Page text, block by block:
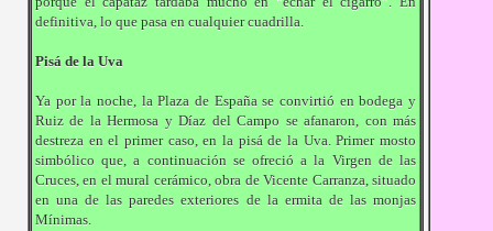
definitiva, lo que pasa en cualquier cuadrilla.
Pisá de la Uva
Ya por la noche, la Plaza de España se convirtió en bodega y
Ruiz de la Hermosa y Díaz del Campo se afanaron, con más
destreza en el primer caso, en la pisá de la Uva. Primer mosto
simbólico que, a continuación se ofreció a la Virgen de las
Cruces, en el mural cerámico, obra de Vicente Carranza, situado
en una de las paredes exteriores de la ermita de las monjas
Mínimas.